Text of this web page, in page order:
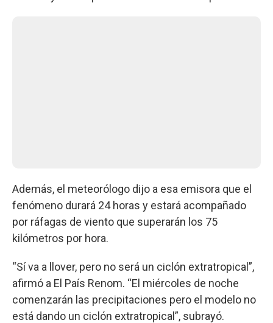
Además, el meteorólogo dijo a esa emisora que el
fenómeno durará 24 horas y estará acompañado
por ráfagas de viento que superarán los 75
kilómetros por hora.
“Sí va a llover, pero no será un ciclón extratropical”,
afirmó a El País Renom. “El miércoles de noche
comenzarán las precipitaciones pero el modelo no
está dando un ciclón extratropical”, subrayó.